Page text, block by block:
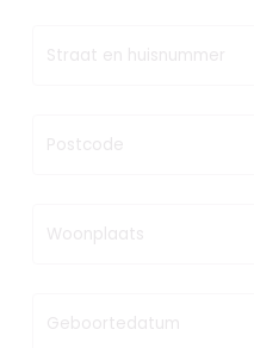
Straat en huisnummer
Postcode
Woonplaats
Geboortedatum